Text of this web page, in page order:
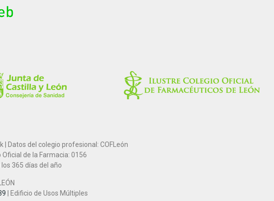
| Datos del colegio profesional: COFLeón
Oficial de la Farmacia: 0156
365 días del año
| Edificio de Usos Múltiples